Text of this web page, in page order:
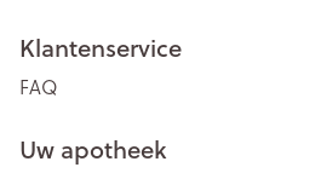
Klantenservice
FAQ
Uw apotheek